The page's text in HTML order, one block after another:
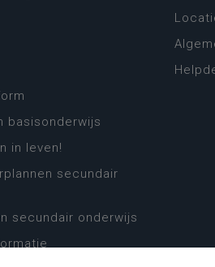
basisonderwijs
in leven!
secundair
secundair onderwijs